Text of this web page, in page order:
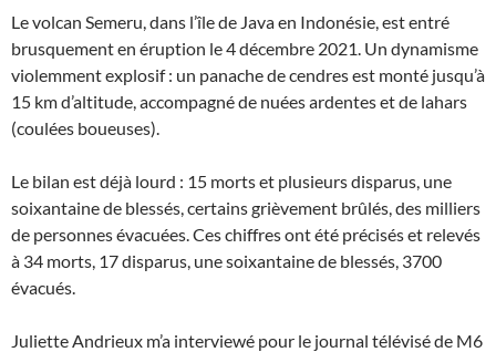
Le volcan Semeru, dans l’île de Java en Indonésie, est entré
brusquement en éruption le 4 décembre 2021. Un dynamisme
violemment explosif : un panache de cendres est monté jusqu’à
15 km d’altitude, accompagné de nuées ardentes et de lahars
(coulées boueuses).
Le bilan est déjà lourd : 15 morts et plusieurs disparus, une
soixantaine de blessés, certains grièvement brûlés, des milliers
de personnes évacuées. Ces chiffres ont été précisés et relevés
à 34 morts, 17 disparus, une soixantaine de blessés, 3700
évacués.
Juliette Andrieux m’a interviewé pour le journal télévisé de M6